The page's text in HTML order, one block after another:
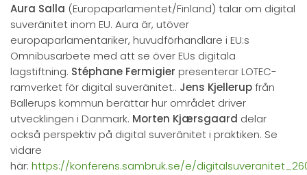
Aura Salla (Europaparlamentet/Finland) talar om digital
suveränitet inom EU. Aura är, utöver
europaparlamentariker, huvudförhandlare i EU:s
Omnibusarbete med att se över EUs digitala
lagstiftning. Stéphane Fermigier presenterar LOTEC-
ramverket för digital suveränitet.. Jens Kjellerupfrån
Ballerups kommun berättar hur området driver
utvecklingen i Danmark. Morten Kjærsgaard delar
också perspektiv på digital suveränitet i praktiken. Se
vidare
här: https://konferens.sambruk.se/e/